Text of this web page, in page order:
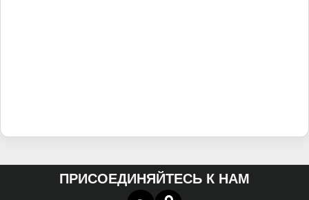
ПРИСОЕДИНЯЙТЕСЬ К НАМ